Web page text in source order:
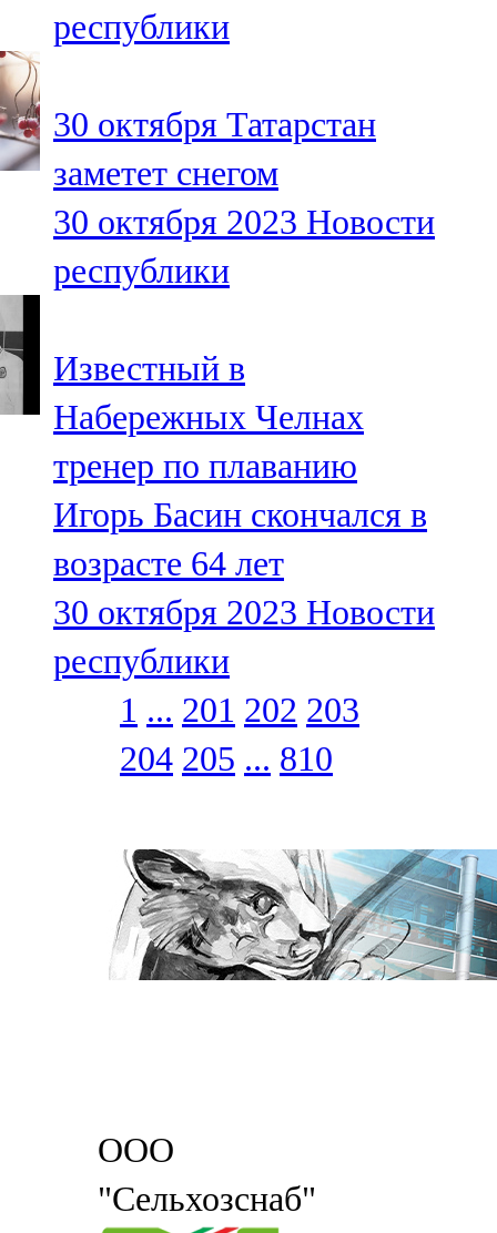
республики
30 октября Татарстан
заметет снегом
30 октября 2023 Новости
республики
Известный в
Набережных Челнах
тренер по плаванию
Игорь Басин скончался в
возрасте 64 лет
30 октября 2023 Новости
республики
1 ... 201 202 203
204 205 ... 810
ООО
"Сельхозснаб"